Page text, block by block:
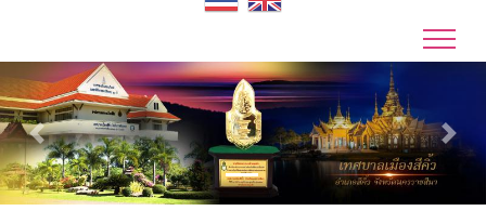
Previous Next